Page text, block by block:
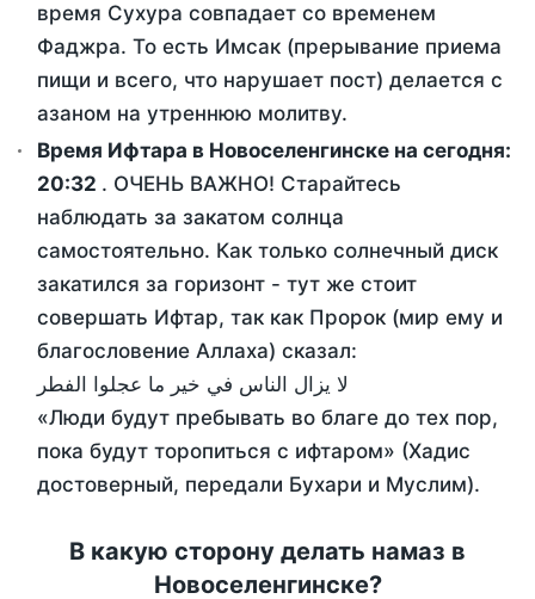
время Сухура совпадает со временем
Фаджра. То есть Имсак (прерывание приема
пищи и всего, что нарушает пост) делается с
азаном на утреннюю молитву.
Время Ифтара в Новоселенгинске на сегодня:
20:32 . ОЧЕНЬ ВАЖНО! Старайтесь
наблюдать за закатом солнца
самостоятельно. Как только солнечный диск
закатился за горизонт - тут же стоит
совершать Ифтар, так как Пророк (мир ему и
благословение Аллаха) сказал:
لا يزال الناس في خير ما عجلوا الفطر
«Люди будут пребывать во благе до тех пор,
пока будут торопиться с ифтаром» (Хадис
достоверный, передали Бухари и Муслим).
В какую сторону делать намаз в
Новоселенгинске?